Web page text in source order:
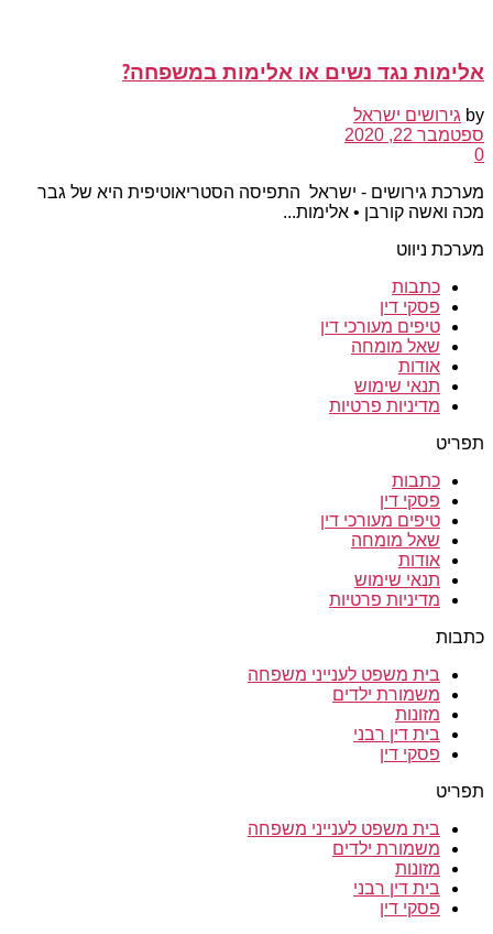
אלימות נגד נשים או אלימות במשפחה?
by גירושים ישראל
ספטמבר 22, 2020
0
מערכת גירושים - ישראל התפיסה הסטריאוטיפית היא של גבר
מכה ואשה קורבן • אלימות...
מערכת ניווט
כתבות
פסקי דין
טיפים מעורכי דין
שאל מומחה
אודות
תנאי שימוש
מדיניות פרטיות
תפריט
כתבות
פסקי דין
טיפים מעורכי דין
שאל מומחה
אודות
תנאי שימוש
מדיניות פרטיות
כתבות
בית משפט לענייני משפחה
משמורת ילדים
מזונות
בית דין רבני
פסקי דין
תפריט
בית משפט לענייני משפחה
משמורת ילדים
מזונות
בית דין רבני
פסקי דין